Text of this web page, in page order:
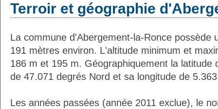
Terroir et géographie
La commune d'Abergement-la-Ronce possède
191 mètres environ. L'altitude minimum et
186 m et 195 m. Géographiquement la latitude
de 47.071 degrés Nord et sa longitude de
Les années passées (année 2011 exclue), le